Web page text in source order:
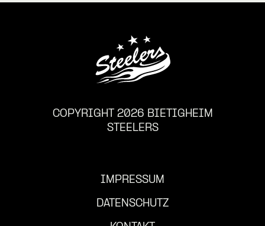
COPYRIGHT 2026 BIETIGHEIM
STEELERS
IMPRESSUM
DATENSCHUTZ